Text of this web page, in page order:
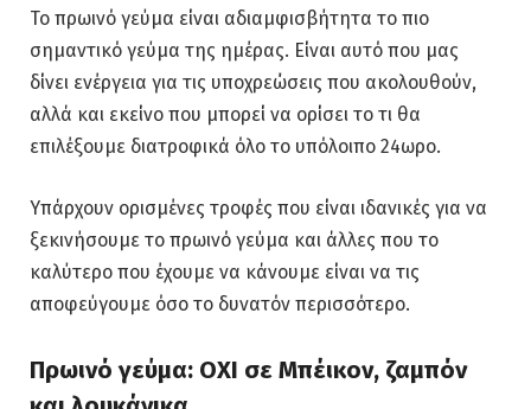
Το πρωινό γεύμα είναι αδιαμφισβήτητα το πιο
σημαντικό γεύμα της ημέρας. Είναι αυτό που μας
δίνει ενέργεια για τις υποχρεώσεις που ακολουθούν,
αλλά και εκείνο που μπορεί να ορίσει το τι θα
επιλέξουμε διατροφικά όλο το υπόλοιπο 24ωρο.
Υπάρχουν ορισμένες τροφές που είναι ιδανικές για να
ξεκινήσουμε το πρωινό γεύμα και άλλες που το
καλύτερο που έχουμε να κάνουμε είναι να τις
αποφεύγουμε όσο το δυνατόν περισσότερο.
Πρωινό γεύμα: ΟΧΙ σε Μπέικον, ζαμπόν